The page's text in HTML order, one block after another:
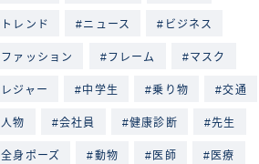
トレンド ニュース ビジネス
ファッション フレーム マスク
レジャー 中学生 乗り物 交通
人物 会社員 健康診断 先生
全身ポーズ 動物 医師 医療